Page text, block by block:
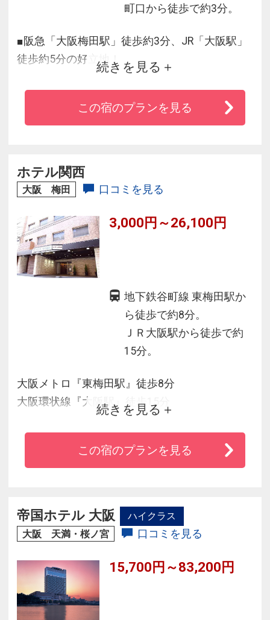
町口から徒歩で約3分。
■阪急「大阪梅田駅」徒歩約3分、JR「大阪駅」
徒歩約5分の好立地！
■お買物やお食事で人気の茶屋町エリアに立地♪
■全客室禁煙（1階フロント前に喫煙ブースがご
（現地払いの場合）
続きを見る
この宿のプランを見る
ホテル関西
大阪 梅田 口コミを見る
3,000円～26,100円
地下鉄谷町線 東梅田駅か
ら徒歩で約8分。
ＪＲ大阪駅から徒歩で約
15分。
大阪メトロ『東梅田駅』徒歩8分
大阪環状線『大阪駅』徒歩15分
大阪に来るならやっぱり梅田は外せない！
おひとりさまにも便利なコンパクトホテルを拠
■全館Wi-Fi無料
■コインランドリー（洗濯機/乾燥機 各2台）有
難波・天王寺・大阪城公園にも乗換なしで到着
いたします！
続きを見る
この宿のプランを見る
帝国ホテル 大阪
ハイクラス
大阪 天満・桜ノ宮
口コミを見る
15,700円～83,200円